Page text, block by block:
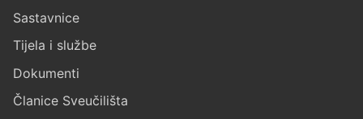
Sastavnice
Tijela i službe
Dokumenti
Članice Sveučilišta